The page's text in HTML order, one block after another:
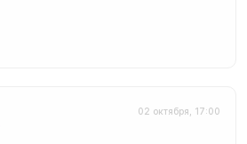
02 октября, 17:00